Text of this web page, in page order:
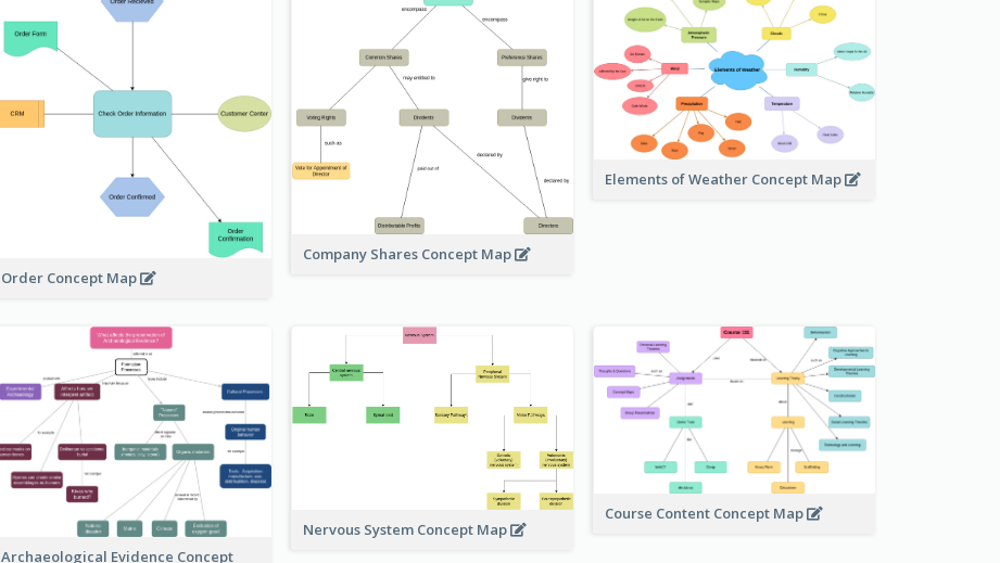
Order Concept Map
Company Shares Concept Map
Elements of Weather Concept Map
Archaeological Evidence Concept
Nervous System Concept Map
Course Content Concept Map